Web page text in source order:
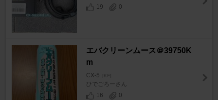
19
0
エバクリーンムース＠39750K
m
CX-5 [KF]
ひでごろーさん
16
0